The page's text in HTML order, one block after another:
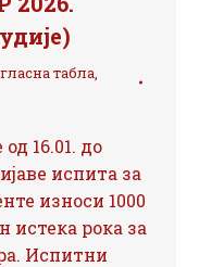
табла,
16.01. до
испита за
износи 1000
истека рока за
Испитни